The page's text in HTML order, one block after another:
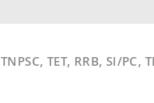
TNPSC, TET, RRB, SI/PC,